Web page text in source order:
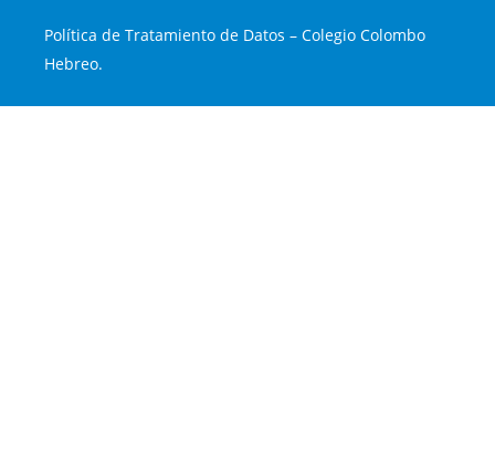
Política de Tratamiento de Datos – Colegio Colombo
Hebreo.